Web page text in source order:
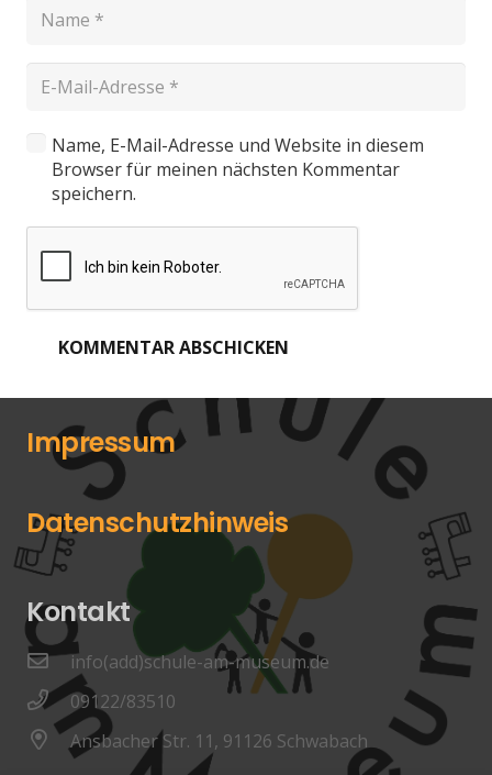
Name, E-Mail-Adresse und Website in diesem
Browser für meinen nächsten Kommentar
speichern.
KOMMENTAR ABSCHICKEN
Impressum
Datenschutzhinweis
Kontakt
info(add)schule-am-museum.de
09122/83510
Ansbacher Str. 11, 91126 Schwabach